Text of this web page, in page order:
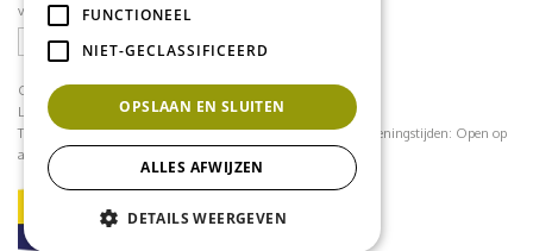
volg ons op social media
CONTACT
Loodijk 24
1243 JB 's Graveland
Telefoonnummer:035 - 64 22 708 contact@mflorshop.nl Openingstijden: Open op
afspraak
FUNCTIONEEL
NIET-GECLASSIFICEERD
OPSLAAN EN SLUITEN
ALLES AFWIJZEN
DETAILS WEERGEVEN